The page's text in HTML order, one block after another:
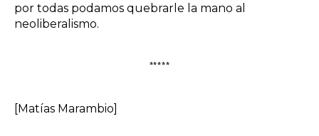
por todas podamos quebrarle la mano al
neoliberalismo.
*****
[Matías Marambio]